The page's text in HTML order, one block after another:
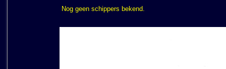
Nog geen schippers bekend.